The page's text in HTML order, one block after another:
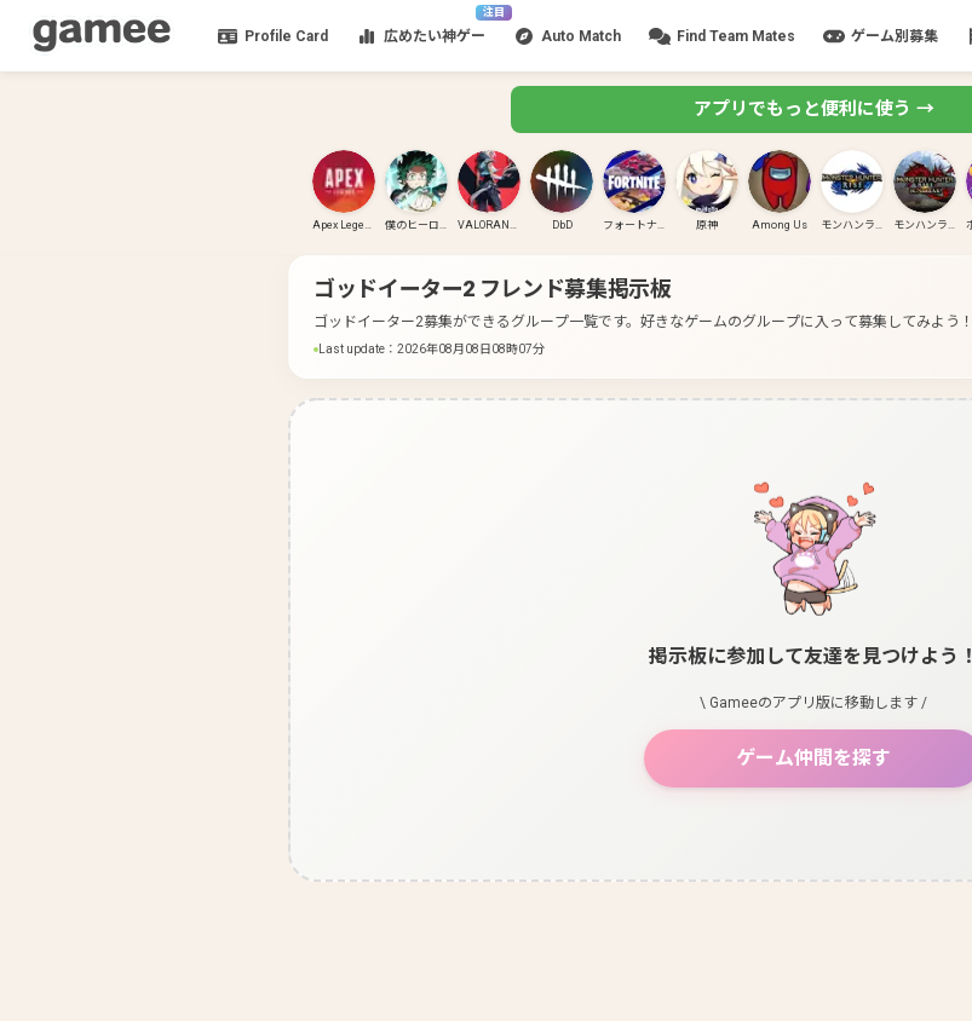
Profile Card
注目
広めたい神ゲー Auto Match Find Team Mates ゲーム別募集
アプリでもっと便利に使う →
Apex Legends 僕のヒーローアカデミア ULTRA RUMBLE VALORANT(PC) DbD フォートナイト 原神 Among Us モンハンライズ モンハンライズ:サンブレイク
ゴッドイーター2 フレンド募集掲示板
ゴッドイーター2募集ができるグループ一覧です。 好きなゲームのグループに入って募集してみよう！
Last update ： 2026年08月08日08時07分
掲示板に参加して友達を見つけよう！
\ Gameeのアプリ版に移動します /
ゲーム仲間を探す